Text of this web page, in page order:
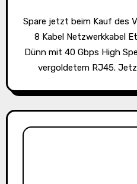
Spare jetzt beim Kauf des Veetop LAN Kabels 5m Cat
8 Kabel Netzwerkkabel
Dünn mit 40 Gbps High
vergoldetem RJ45.